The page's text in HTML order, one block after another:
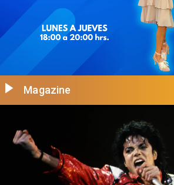
Magazine